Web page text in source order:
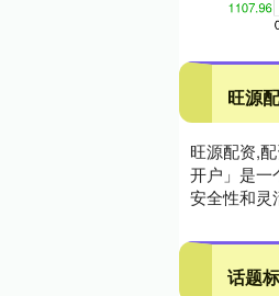
旺源
旺源配资,
开户」是一
安全性和灵
话题